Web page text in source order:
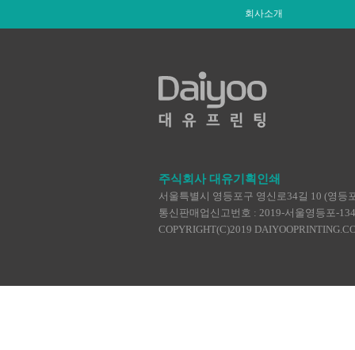
회사소개
주식회사 대유기획인쇄
서울특별시 영등포구 영신로34길 10 (영등
통신판매업신고번호 : 2019-서울영등포-
COPYRIGHT(C)2019